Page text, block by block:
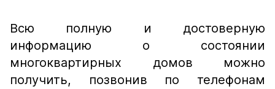
Всю полную и достоверную
информацию о состоянии
многоквартирных домов можно
получить, позвонив по телефонам